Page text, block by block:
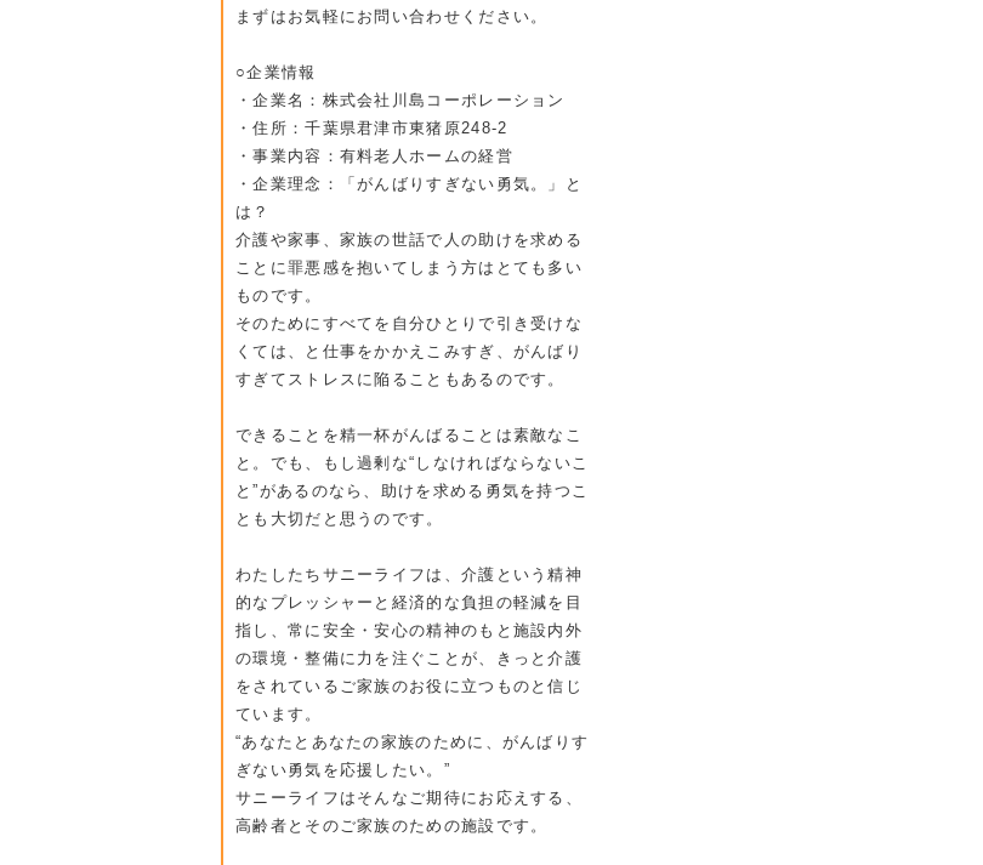
まずはお気軽にお問い合わせください。
○企業情報
・企業名：株式会社川島コーポレーション
・住所：千葉県君津市東猪原248-2
・事業内容：有料老人ホームの経営
・企業理念：「がんばりすぎない勇気。」と
は？
介護や家事、家族の世話で人の助けを求める
ことに罪悪感を抱いてしまう方はとても多い
ものです。
そのためにすべてを自分ひとりで引き受けな
くては、と仕事をかかえこみすぎ、がんばり
すぎてストレスに陥ることもあるのです。
できることを精一杯がんばることは素敵なこ
と。でも、もし過剰な“しなければならないこ
と”があるのなら、助けを求める勇気を持つこ
とも大切だと思うのです。
わたしたちサニーライフは、介護という精神
的なプレッシャーと経済的な負担の軽減を目
指し、常に安全・安心の精神のもと施設内外
の環境・整備に力を注ぐことが、きっと介護
をされているご家族のお役に立つものと信じ
ています。
“あなたとあなたの家族のために、がんばりす
ぎない勇気を応援したい。”
サニーライフはそんなご期待にお応えする、
高齢者とそのご家族のための施設です。